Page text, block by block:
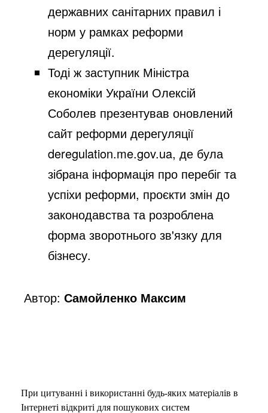
державних санітарних правил і
норм у рамках реформи
дерегуляції.
Тоді ж заступник Міністра
економіки України Олексій
Соболев презентував оновлений
сайт реформи дерегуляції
deregulation.me.gov.ua, де була
зібрана інформація про перебіг та
успіхи реформи, проєкти змін до
законодавства та розроблена
форма зворотнього зв'язку для
бізнесу.
Автор:Самойленко Максим
При цитуванні і використанні будь-яких матеріалів в
Інтернеті відкриті для пошукових систем